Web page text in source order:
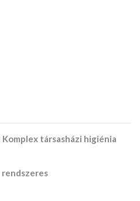
társasházi higiénia
rendszeres